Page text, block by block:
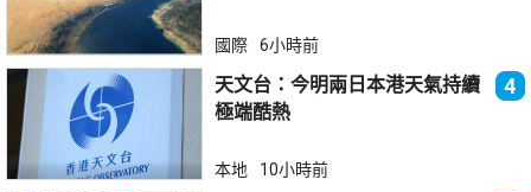
國際 6小時前
天文台：今明兩日本港天氣持續
極端酷熱
4
本地 10小時前